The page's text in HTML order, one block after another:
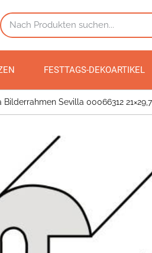
FESTTAGS-DEKOARTIKEL
Bilderrahmen Sevilla 00066312